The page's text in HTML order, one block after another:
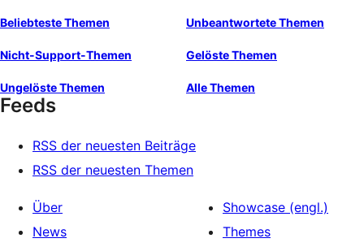
Beliebteste Themen Unbeantwortete Themen
Nicht-Support-Themen Gelöste Themen
Ungelöste Themen Alle Themen
Feeds
RSS der neuesten Beiträge
RSS der neuesten Themen
Über
News
Showcase (engl.)
Themes